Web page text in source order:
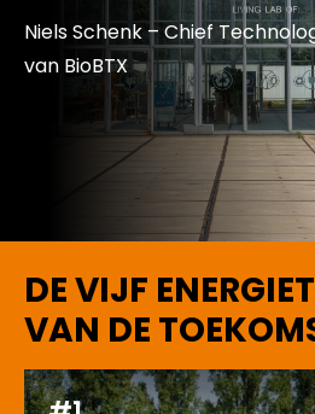
Niels Schenk – Chief
van BioBTX
DE VIJF
VAN DE